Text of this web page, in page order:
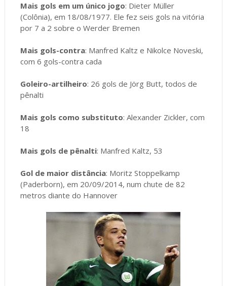
Mais gols em um único jogo: Dieter Müller
(Colônia), em 18/08/1977. Ele fez seis gols na vitória
por 7 a 2 sobre o Werder Bremen
Mais gols-contra: Manfred Kaltz e Nikolce Noveski,
com 6 gols-contra cada
Goleiro-artilheiro: 26 gols de Jörg Butt, todos de
pênalti
Mais gols como substituto: Alexander Zickler, com
18
Mais gols de pênalti: Manfred Kaltz, 53
Gol de maior distância: Moritz Stoppelkamp
(Paderborn), em 20/09/2014, num chute de 82
metros diante do Hannover